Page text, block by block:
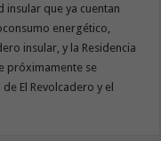
insular que ya cuentan
energético,
insular, y la Residencia
próximamente se
El Revolcadero y el